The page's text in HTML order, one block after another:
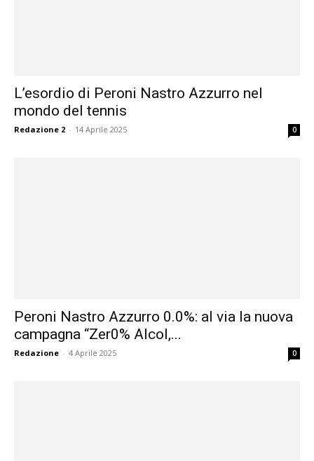
L’esordio di Peroni Nastro Azzurro nel
mondo del tennis
Redazione 2 - 14 Aprile 2025 0
Peroni Nastro Azzurro 0.0%: al via la nuova
campagna “Zer0% Alcol,...
Redazione - 4 Aprile 2025 0